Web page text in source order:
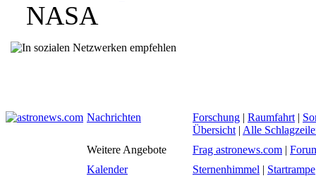
NASA
Nachrichten Forschung | Raumfahrt |
Übersicht | Alle
Weitere Angebote
Frag astronews.com |
Kalender
Sternenhimmel | Startrampe